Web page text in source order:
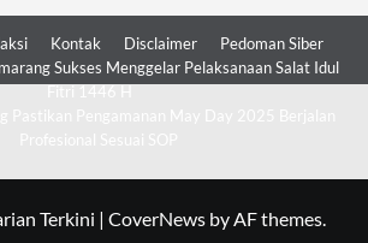
Kontak Disclaimer
Pedoman Siber
Sukses Menggelar Pelaksanaan Salat Idul
Terkini | CoverNewsby AF themes.